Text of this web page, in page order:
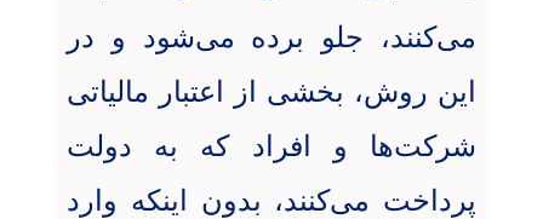
می‌کنند، جلو برده می‌شود و در
این روش، بخشی از اعتبار مالیاتی
شرکت‌ها و افراد که به دولت
پرداخت می‌کنند، بدون اینکه وارد